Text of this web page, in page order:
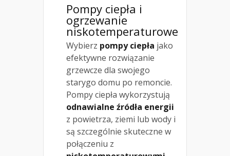
Pompy ciepła i
ogrzewanie
niskotemperaturowe
Wybierz pompy ciepła jako
efektywne rozwiązanie
grzewcze dla swojego
starygo domu po remoncie.
Pompy ciepła wykorzystują
odnawialne źródła energii
z powietrza, ziemi lub wody i
są szczególnie skuteczne w
połączeniu z